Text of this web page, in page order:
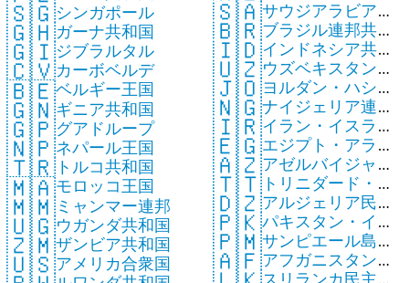
🇸🇬シンガポール
🇬🇭ガーナ共和国
🇬🇮ジブラルタル
🇨🇻カーボベルデ
🇧🇪ベルギー王国
🇬🇳ギニア共和国
🇬🇵グアドループ
🇳🇵ネパール王国
🇹🇷 トルコ共和国
🇲🇦モロッコ王国
🇲🇲ミャンマー連邦
🇺🇬ウガンダ共和国
🇿🇲ザンビア共和国
🇺🇸アメリカ合衆国
国
🇸🇦サウジアラビア王
国
🇧🇷ブラジル連邦共和
国
🇮🇩インドネシア共和
国
🇺🇿ウズベキスタン共
和国
🇯🇴ヨルダン・ハシミ
テ王国
🇳🇬ナイジェリア連邦
共和国
🇮🇷イラン・イスラム
共和国
🇪🇬エジプト・アラブ
共和国
🇦🇿アゼルバイジャン
共和国
🇹🇹 トリニダード・ト
バゴ共和国
🇩🇿アルジェリア民主
人民共和国
🇵🇰パキスタン・イス
ラム共和国
🇵🇲サンピエール島・
ミクロン島
🇦🇫アフガニスタン・
イスラム国スリランカ民主社